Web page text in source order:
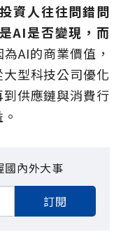
資人往往問錯問
AI是否變現，而
為AI的商業價值，
型科技公司優化
供應鏈與消費行
國內外大事
訂閱